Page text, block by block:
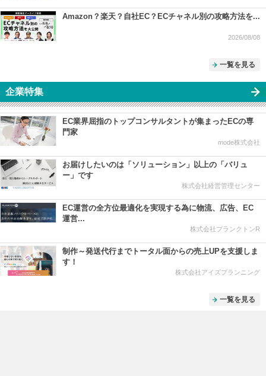
Amazon？楽天？自社EC？ECチャネル別の攻略方法を...
2026/08/08
一覧を見る
企業特集
EC業界屈指のトップコンサルタントが集まったECの専
門家
mode株式会社
お届けしたいのは「ソリューション」以上の「バリュ
ー」です
株式会社経営管理センター
EC運営の全方位最適化を実現する為に物流、広告、EC
運営...
株式会社プランクトンR
制作～発送代行までトータル面からの売上UPを支援しま
す！
株式会社アイズプランニング
一覧を見る